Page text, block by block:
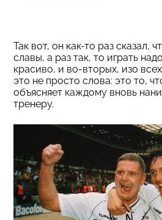
Так вот, он как-то раз сказал,
славы, а раз так, то играть
красиво, и во-вторых, изо
это не просто слова: это то,
объясняет каждому вновь
тренеру.